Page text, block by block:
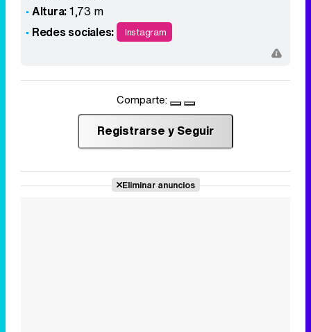
Altura:1,73 m
Redes sociales:
Instagram
Comparte:
Registrarse y Seguir
Eliminar anuncios